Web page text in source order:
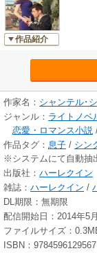
作品紹介
作家名： シャンテル･
ジャンル： ライトノベ
恋愛・ロマンス小説
作品タグ： 息子 / シン
※システムにて自動抽
出版社： ハーレクイン
雑誌： ハーレクイン /
DL期限：無期限
配信開始日：2014年5
ファイルサイズ：
ISBN：9784596129567